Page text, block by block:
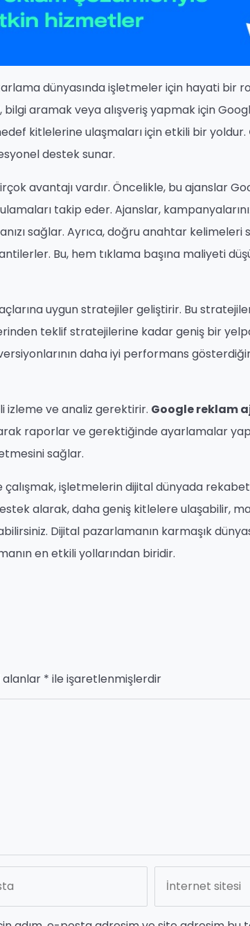
dünyasında işletmeler için hayati bir
aramak veya alışveriş yapmak için
kitlelerine ulaşmaları için etkili bir yoldur.
destek sunar.
avantajı vardır. Öncelikle, bu ajanslar
takip eder. Ajanslar,
sağlar. Ayrıca, doğru anahtar kelimeleri
Bu, hem tıklama başına maliyeti
uygun stratejiler geliştirir. Bu
teklif stratejilerine kadar geniş bir
daha iyi performans
izleme ve analiz gerektirir. Google reklam
raporlar ve gerektiğinde ayarlamalar
sağlar.
çalışmak, işletmelerin dijital dünyada
alarak, daha geniş kitlelere ulaşabilir,
Dijital pazarlamanın karmaşık
en etkili yollarından biridir.
alanlar * ile işaretlenmişlerdir